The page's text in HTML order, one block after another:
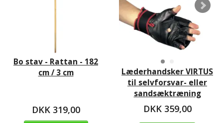
Bo stav - Rattan - 182
cm / 3 cm
DKK 319,00
Læderhandsker VIRTUS
til selvforsvar- eller
sandsæktræning
DKK 359,00